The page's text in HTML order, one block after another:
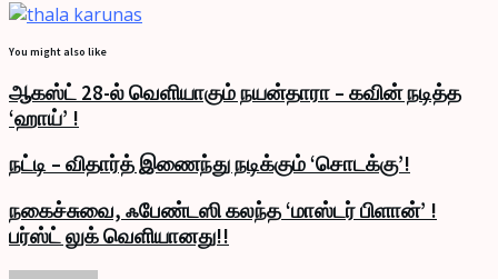
You might also like
ஆகஸ்ட் 28-ல் வெளியாகும் நயன்தாரா – கவின் நடித்த
‘ஹாய்’ !
நட்டி – விதார்த் இணைந்து நடிக்கும் ‘சொடக்கு’!
நகைச்சுவை, ஃபேண்டஸி கலந்த ‘மாஸ்டர் பிளான்’ !
பர்ஸ்ட் லுக் வெளியானது!!